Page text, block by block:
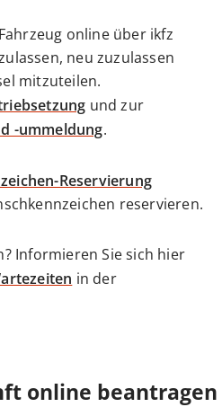
online über ikfz
neu zuzulassen
mitzuteilen.
und zur
-ummeldung.
Reservierung
reservieren.
Informieren Sie sich hier
in der
online beantragen